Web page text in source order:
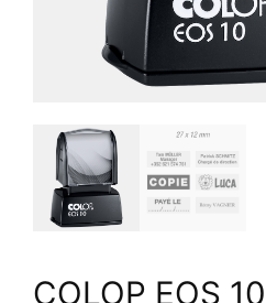
COLOP EOS